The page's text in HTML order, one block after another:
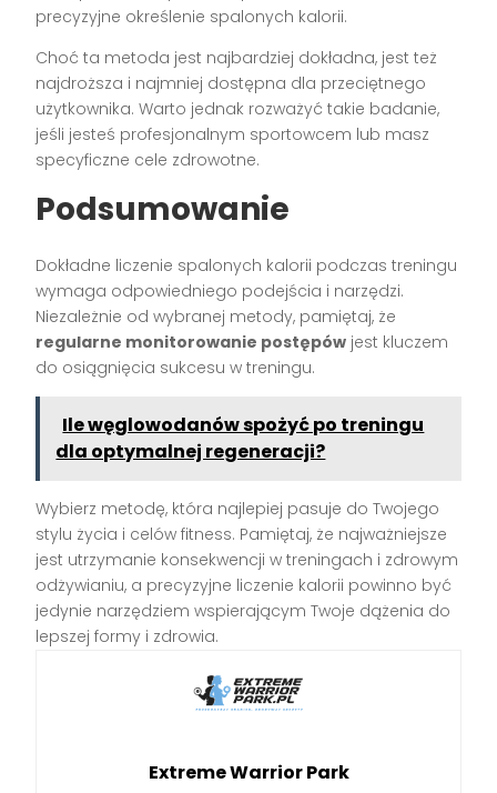
precyzyjne określenie spalonych kalorii.
Choć ta metoda jest najbardziej dokładna, jest też
najdroższa i najmniej dostępna dla przeciętnego
użytkownika. Warto jednak rozważyć takie badanie,
jeśli jesteś profesjonalnym sportowcem lub masz
specyficzne cele zdrowotne.
Podsumowanie
Dokładne liczenie spalonych kalorii podczas treningu
wymaga odpowiedniego podejścia i narzędzi.
Niezależnie od wybranej metody, pamiętaj, że
regularne monitorowanie postępów jest kluczem
do osiągnięcia sukcesu w treningu.
Ile węglowodanów spożyć po treningu
dla optymalnej regeneracji?
Wybierz metodę, która najlepiej pasuje do Twojego
stylu życia i celów fitness. Pamiętaj, że najważniejsze
jest utrzymanie konsekwencji w treningach i zdrowym
odżywianiu, a precyzyjne liczenie kalorii powinno być
jedynie narzędziem wspierającym Twoje dążenia do
lepszej formy i zdrowia.
Extreme Warrior Park